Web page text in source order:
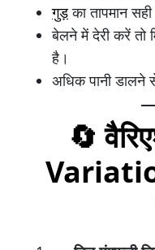
गुड़का तापमान
बेलने में देरी करें तो
है।
अधिक पानी
🔄